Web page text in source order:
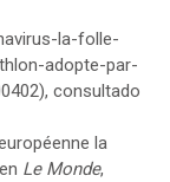
la-folle-
adopte-par-
), consultado
la
Le Monde,